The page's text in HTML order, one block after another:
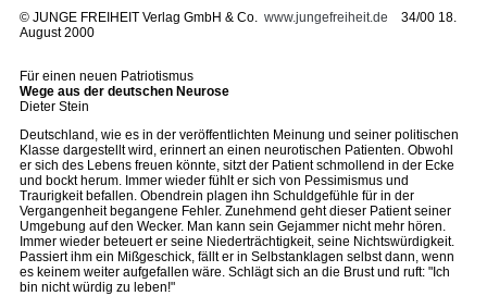
© JUNGE FREIHEIT Verlag GmbH & Co. www.jungefreiheit.de 34/00 18.
August 2000
Für einen neuen Patriotismus
Wege aus der deutschen Neurose
Dieter Stein
Deutschland, wie es in der veröffentlichten Meinung und seiner politischen
Klasse dargestellt wird, erinnert an einen neurotischen Patienten. Obwohl
er sich des Lebens freuen könnte, sitzt der Patient schmollend in der Ecke
und bockt herum. Immer wieder fühlt er sich von Pessimismus und
Traurigkeit befallen. Obendrein plagen ihn Schuldgefühle für in der
Vergangenheit begangene Fehler. Zunehmend geht dieser Patient seiner
Umgebung auf den Wecker. Man kann sein Gejammer nicht mehr hören.
Immer wieder beteuert er seine Niederträchtigkeit, seine Nichtswürdigkeit.
Passiert ihm ein Mißgeschick, fällt er in Selbstanklagen selbst dann, wenn
es keinem weiter aufgefallen wäre. Schlägt sich an die Brust und ruft: "Ich
bin nicht würdig zu leben!"